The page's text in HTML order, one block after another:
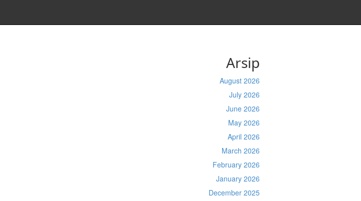
Arsip
August 2026
July 2026
June 2026
May 2026
April 2026
March 2026
February 2026
January 2026
December 2025